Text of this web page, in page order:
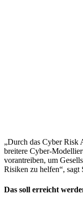
„Durch das Cyber Risk
breitere Cyber-
vorantreiben, um
Risiken zu helfen“, sagt
Das soll erreicht